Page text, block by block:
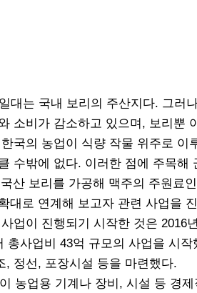
대는 국내 보리의 주산지다. 그러
소비가 감소하고 있으며, 보리뿐
국의 농업이 식량 작물 위주로 이
수밖에 없다. 이러한 점에 주목해
산 보리를 가공해 맥주의 주원료
대로 연계해 보고자 관련 사업을
업이 진행되기 시작한 것은 2016
총사업비 43억 규모의 사업을 시작
, 정선, 포장시설 등을 마련했다.
농업용 기계나 장비, 시설 등 경제